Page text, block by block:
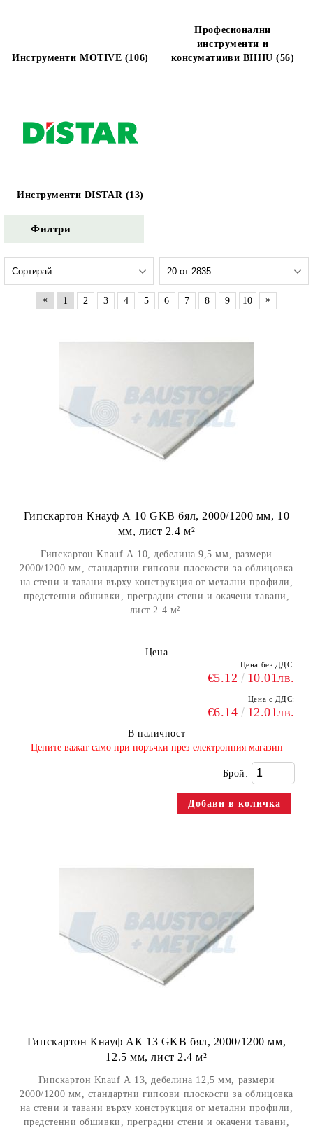
Инструменти MOTIVE (106)
Професионални
инструменти и
консуматииви BIHIU (56)
Инструменти DISTAR (13)
Филтри
« 1 2 3 4 5 6 7 8 9 10 »
Гипскартон Кнауф А 10 GKB бял, 2000/1200 мм, 10
мм, лист 2.4 м²
Гипскартон Knauf А 10, дебелина 9,5 мм, размери
2000/1200 мм, стандартни гипсови плоскости за облицовка
на стени и тавани върху конструкция от метални профили,
предстенни обшивки, преградни стени и окачени тавани,
лист 2.4 м².
Цена
Цена без ДДС:
€5.12 10.01лв.
Цена с ДДС:
€6.14 12.01лв.
В наличност
​Цените важат само при поръчки през електронния магазин
Брой:
Гипскартон Кнауф АК 13 GKB бял, 2000/1200 мм,
12.5 мм, лист 2.4 м²
Гипскартон Knauf А 13, дебелина 12,5 мм, размери
2000/1200 мм, стандартни гипсови плоскости за облицовка
на стени и тавани върху конструкция от метални профили,
предстенни обшивки, преградни стени и окачени тавани,